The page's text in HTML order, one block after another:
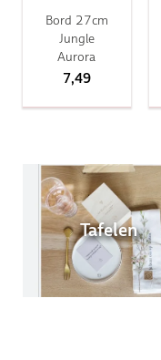
Bord 27cm
Jungle
Aurora
7,49
Tafelen